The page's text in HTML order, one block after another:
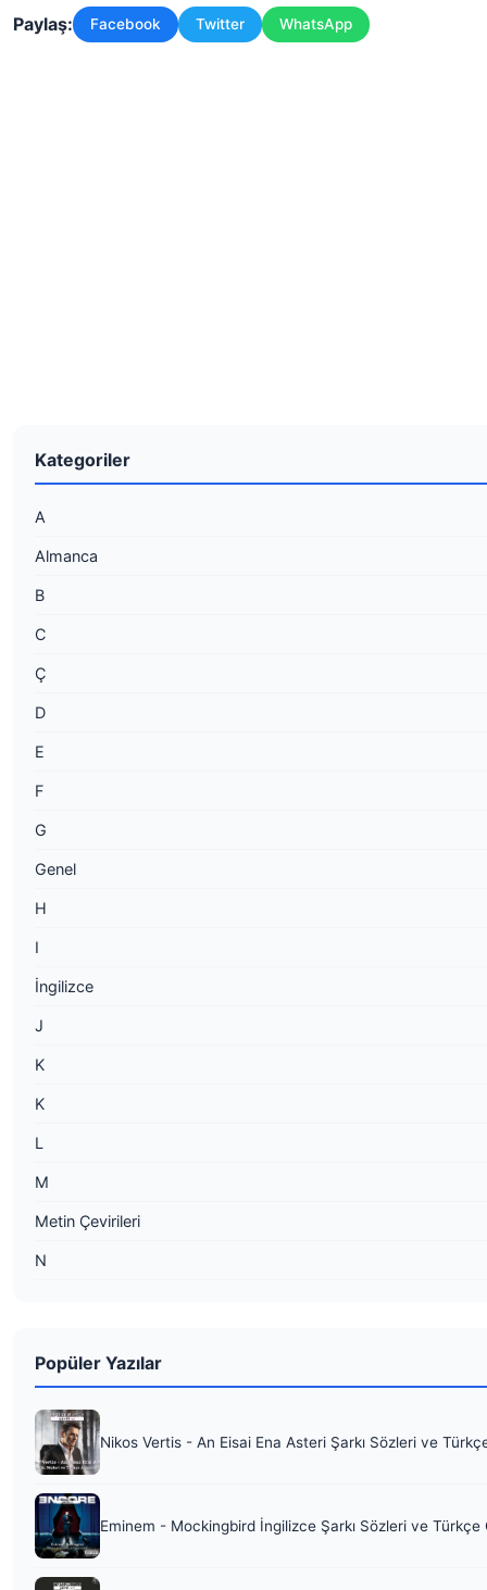
Paylaş: Facebook Twitter WhatsApp
Kategoriler
A
Almanca
B
C
Ç
D
E
F
G
Genel
H
I
İngilizce
J
K
K
L
M
Metin Çevirileri
N
Popüler Yazılar
Nikos Vertis - An Eisai Ena Asteri Şarkı Sözleri ve
Eminem - Mockingbird İngilizce Şarkı Sözleri ve Türkçe